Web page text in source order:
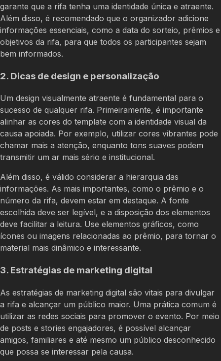
garante que a rifa tenha uma identidade única e atraente.
Além disso, é recomendado que o organizador adicione
informações essenciais, como a data do sorteio, prêmios e
objetivos da rifa, para que todos os participantes sejam
bem informados.
2. Dicas de design e personalização
Um design visualmente atraente é fundamental para o
sucesso de qualquer rifa. Primeiramente, é importante
alinhar as cores do template com a identidade visual da
causa apoiada. Por exemplo, utilizar cores vibrantes pode
chamar mais a atenção, enquanto tons suaves podem
transmitir um ar mais sério e institucional.
Além disso, é válido considerar a hierarquia das
informações. As mais importantes, como o prêmio e o
número da rifa, devem estar em destaque. A fonte
escolhida deve ser legível, e a disposição dos elementos
deve facilitar a leitura. Use elementos gráficos, como
ícones ou imagens relacionadas ao prêmio, para tornar o
material mais dinâmico e interessante.
3. Estratégias de marketing digital
As estratégias de marketing digital são vitais para divulgar
a rifa e alcançar um público maior. Uma prática comum é
utilizar as redes sociais para promover o evento. Por meio
de posts e stories engajadores, é possível alcançar
amigos, familiares e até mesmo um público desconhecido
que possa se interessar pela causa.